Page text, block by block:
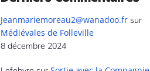
Jeanmariemoreau2@wanadoo.frsur
Médiévales de Folleville
8 décembre 2024